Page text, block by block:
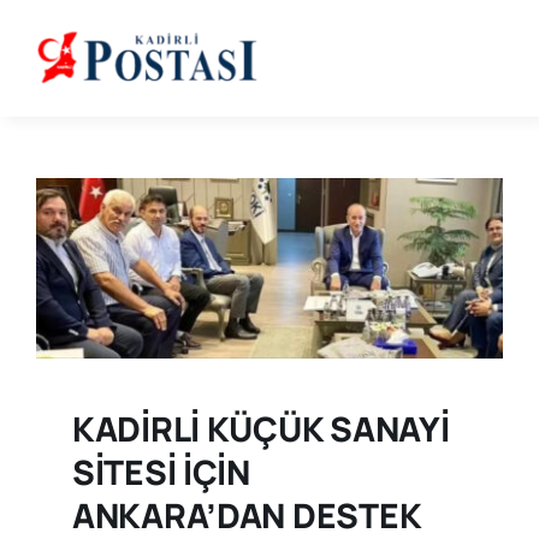
content
KADİRLİ KÜÇÜK SANAYİ
SİTESİ İÇİN
ANKARA’DAN DESTEK